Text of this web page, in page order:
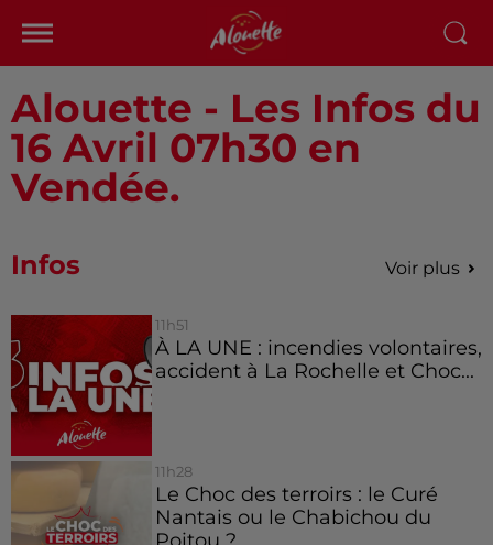
Alouette - Les Infos du
16 Avril 07h30 en
Vendée.
Infos Voir plus
11h51
À LA UNE : incendies volontaires,
accident à La Rochelle et Choc...
11h28
Le Choc des terroirs : le Curé
Nantais ou le Chabichou du